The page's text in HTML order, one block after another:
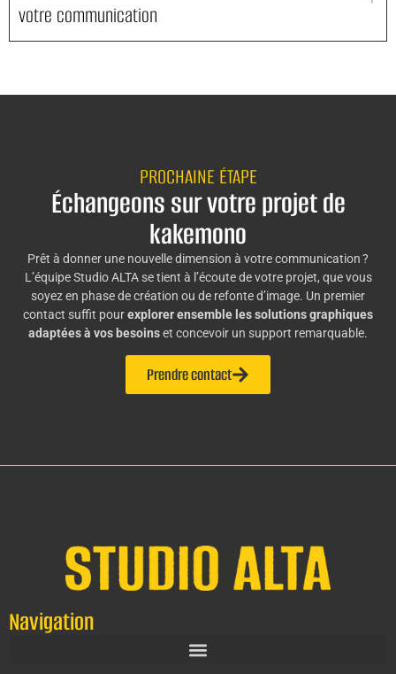
votre communication
PROCHAINE ÉTAPE
Échangeons sur votre projet de
kakemono
Prêt à donner une nouvelle dimension à votre communication ?
L’équipe Studio ALTA se tient à l’écoute de votre projet, que vous
soyez en phase de création ou de refonte d’image. Un premier
contact suffit pourexplorer ensemble les solutions graphiques
adaptées à vos besoinset concevoir un support remarquable.
Prendre contact
Navigation